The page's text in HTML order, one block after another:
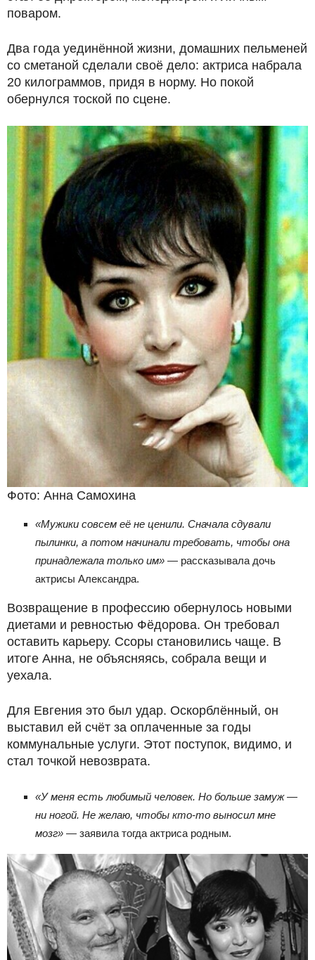
поваром.
Два года уединённой жизни, домашних пельменей
со сметаной сделали своё дело: актриса набрала
20 килограммов, придя в норму. Но покой
обернулся тоской по сцене.
Фото: Анна Самохина
«Мужики совсем её не ценили. Сначала сдували
пылинки, а потом начинали требовать, чтобы она
принадлежала только им» — рассказывала дочь
актрисы Александра.
Возвращение в профессию обернулось новыми
диетами и ревностью Фёдорова. Он требовал
оставить карьеру. Ссоры становились чаще. В
итоге Анна, не объясняясь, собрала вещи и
уехала.
Для Евгения это был удар. Оскорблённый, он
выставил ей счёт за оплаченные за годы
коммунальные услуги. Этот поступок, видимо, и
стал точкой невозврата.
«У меня есть любимый человек. Но больше замуж —
ни ногой. Не желаю, чтобы кто-то выносил мне
мозг» — заявила тогда актриса родным.